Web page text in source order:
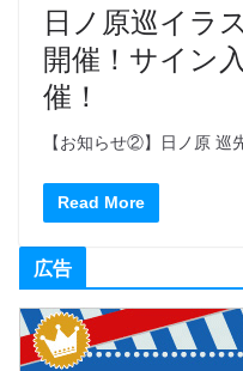
日ノ原巡イラ
開催！サイン
催！
【お知らせ②】日ノ原 巡
Read More
広告